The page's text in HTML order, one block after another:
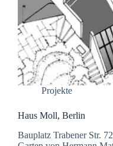
Projekte
Haus Moll, Berlin
Bauplatz Trabener Str.